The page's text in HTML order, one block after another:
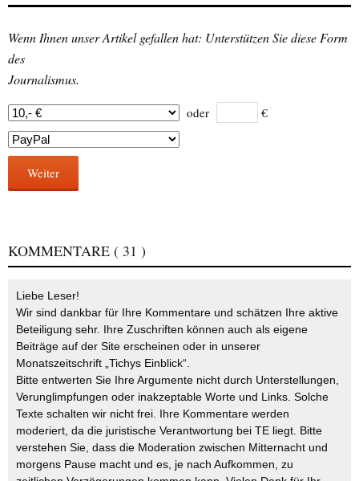
Wenn Ihnen unser Artikel gefallen hat: Unterstützen Sie diese Form
des
Journalismus.
oder €
Weiter
KOMMENTARE ( 31 )
Liebe Leser!
Wir sind dankbar für Ihre Kommentare und schätzen Ihre aktive
Beteiligung sehr. Ihre Zuschriften können auch als eigene
Beiträge auf der Site erscheinen oder in unserer
Monatszeitschrift „Tichys Einblick“.
Bitte entwerten Sie Ihre Argumente nicht durch Unterstellungen,
Verunglimpfungen oder inakzeptable Worte und Links. Solche
Texte schalten wir nicht frei. Ihre Kommentare werden
moderiert, da die juristische Verantwortung bei TE liegt. Bitte
verstehen Sie, dass die Moderation zwischen Mitternacht und
morgens Pause macht und es, je nach Aufkommen, zu